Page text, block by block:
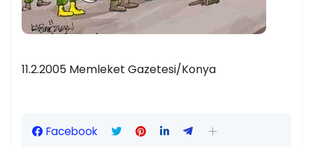
11.2.2005 Memleket Gazetesi/Konya
Facebook